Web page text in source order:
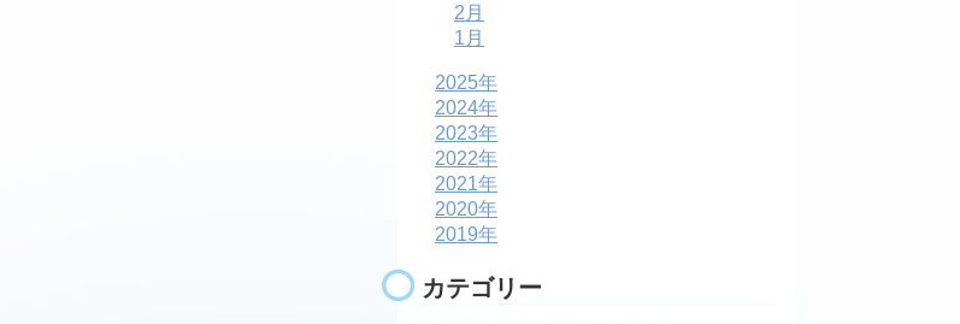
2月
1月
2025年
2024年
2023年
2022年
2021年
2020年
2019年
カテゴリー